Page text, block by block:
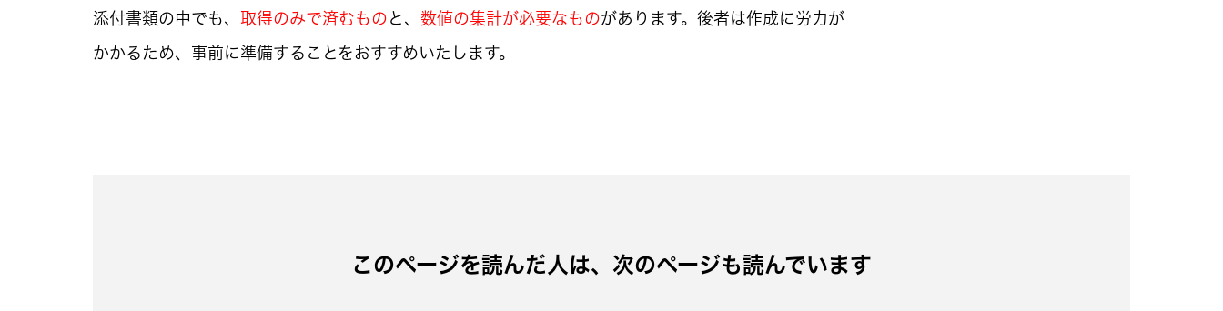
添付書類の中でも、 取得のみで済むもの と、 数値の集計が必要なものがあります。後者は作成に労力が
かかるため、事前に準備することをおすすめいたします。
このページを読んだ人は、次のページも読んでいます